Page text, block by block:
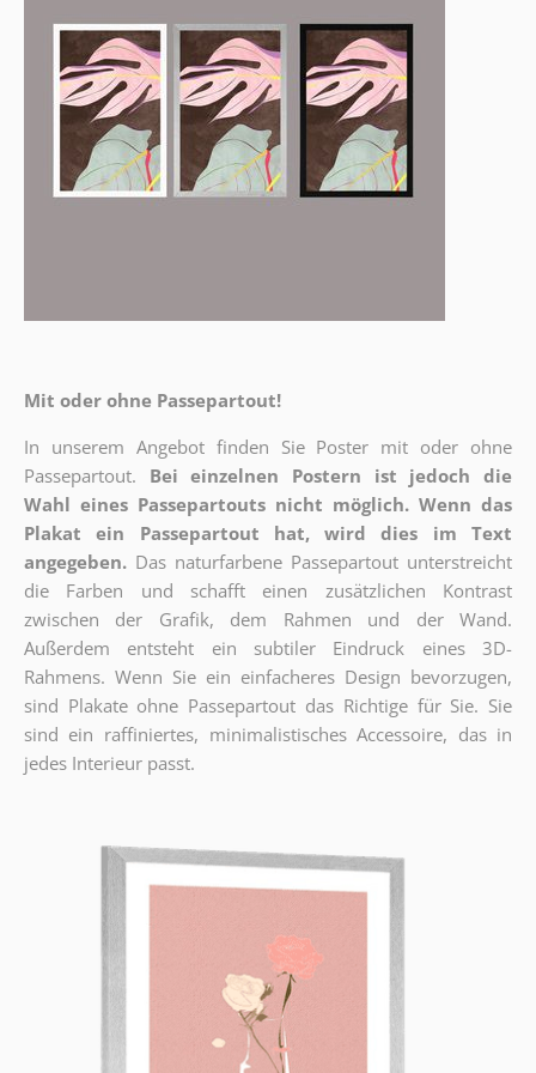
Mit oder ohne Passepartout!
In unserem Angebot finden Sie Poster mit oder ohne
Passepartout.
Bei einzelnen Postern ist jedoch die
Wahl eines Passepartouts nicht möglich. Wenn das
Plakat ein Passepartout hat, wird dies im Text
angegeben. Das naturfarbene Passepartout unterstreicht
die Farben und schafft einen zusätzlichen Kontrast
zwischen der Grafik, dem Rahmen und der Wand.
Außerdem entsteht ein subtiler Eindruck eines 3D-
Rahmens. Wenn Sie ein einfacheres Design bevorzugen,
sind Plakate ohne Passepartout das Richtige für Sie. Sie
sind ein raffiniertes, minimalistisches Accessoire, das in
jedes Interieur passt.